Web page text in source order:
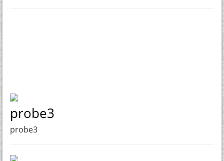
probe3
probe3